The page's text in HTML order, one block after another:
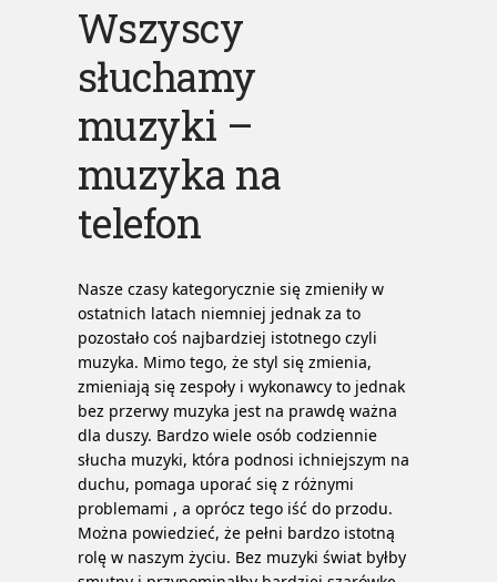
Wszyscy
słuchamy
muzyki –
muzyka na
telefon
Nasze czasy kategorycznie się zmieniły w
ostatnich latach niemniej jednak za to
pozostało coś najbardziej istotnego czyli
muzyka. Mimo tego, że styl się zmienia,
zmieniają się zespoły i wykonawcy to jednak
bez przerwy muzyka jest na prawdę ważna
dla duszy. Bardzo wiele osób codziennie
słucha muzyki, która podnosi ichniejszym na
duchu, pomaga uporać się z różnymi
problemami , a oprócz tego iść do przodu.
Można powiedzieć, że pełni bardzo istotną
rolę w naszym życiu. Bez muzyki świat byłby